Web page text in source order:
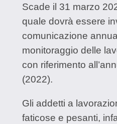
Scade il 31 marzo
quale dovrà essere
comunicazione
monitoraggio delle
con riferimento
(2022).
Gli addetti a
faticose e pesanti,